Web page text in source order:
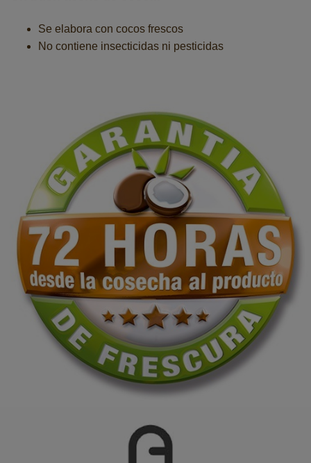
Se elabora con cocos frescos
No contiene insecticidas ni pesticidas